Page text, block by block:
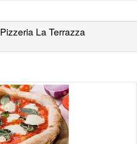
La Terrazza